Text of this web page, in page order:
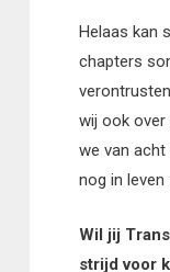
Helaas kan
chapters
wij ook over
we van
nog in leven
Wil jij
strijd voor